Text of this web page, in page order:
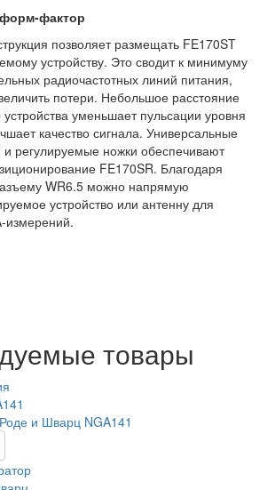
фактор
позволяет размещать FE170ST
устройству. Это сводит к минимуму
радиочастотных линий питания,
потери. Небольшое расстояние
устройства уменьшает пульсации уровня
качество сигнала. Универсальные
и регулируемые ножки обеспечивают
FE170SR. Благодаря
WR6.5 можно напрямую
устройство или антенну для
измерений.
товары
и Шварц NGA141